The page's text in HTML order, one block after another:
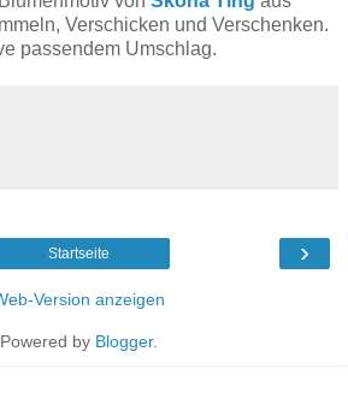
Verschicken und Verschenken.
passendem Umschlag.
›
Startseite
Version anzeigen
Powered by Blogger.